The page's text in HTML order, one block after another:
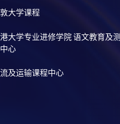
大学课程
大学专业进修学院 语文教育及测
心
及运输课程中心